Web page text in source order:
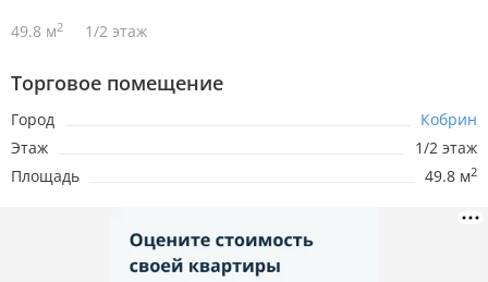
49.8 м2 1/2 этаж
Торговое помещение
Город
Кобрин
Этаж
1/2 этаж
Площадь
49.8 м2